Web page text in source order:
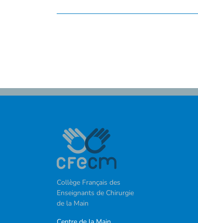
Collège Français des
Enseignants de Chirurgie
de la Main